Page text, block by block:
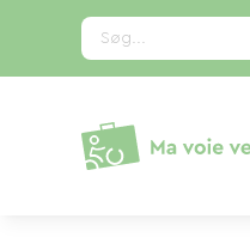
Søg...
CCookie-styringspanel